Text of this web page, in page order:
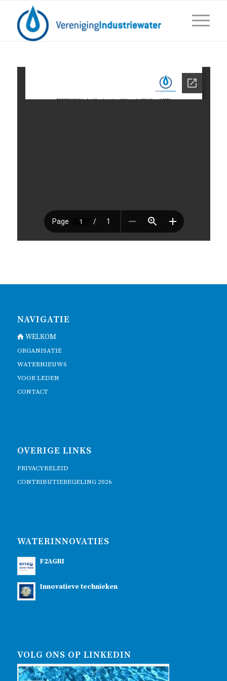
NAVIGATIE
WELKOM
ORGANISATIE
WATERNIEUWS
VOOR LEDEN
CONTACT
OVERIGE LINKS
PRIVACYBELEID
CONTRIBUTIEREGELING 2026
WATERINNOVATIES
F2AGRI
Innovatieve technieken
VOLG ONS OP LINKEDIN